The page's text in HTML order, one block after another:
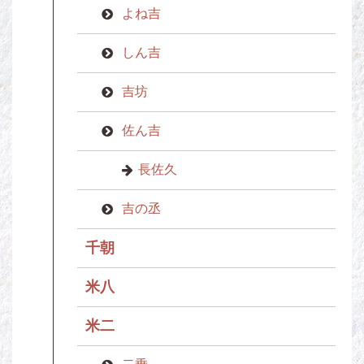
よね吉
しん吉
吉坊
佐ん吉
長佐久
吉の丞
千朝
米八
米二